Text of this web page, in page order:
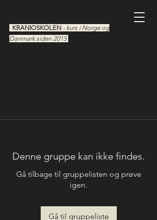
KRANIOSKOLEN - kurs i Norge og
Danmark siden 2015
Denne gruppe kan ikke findes.
Gå tilbage til gruppelisten og prøve
igen.
Gå til gruppeliste